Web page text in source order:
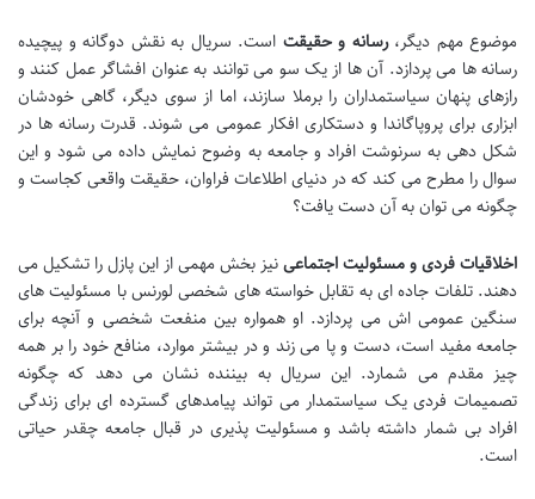
موضوع مهم دیگر،رسانه و حقیقت است. سریال به نقش دوگانه و پیچیده
رسانه ها می پردازد. آن ها از یک سو می توانند به عنوان افشاگر عمل کنند و
رازهای پنهان سیاستمداران را برملا سازند، اما از سوی دیگر، گاهی خودشان
ابزاری برای پروپاگاندا و دستکاری افکار عمومی می شوند. قدرت رسانه ها در
شکل دهی به سرنوشت افراد و جامعه به وضوح نمایش داده می شود و این
سوال را مطرح می کند که در دنیای اطلاعات فراوان، حقیقت واقعی کجاست و
چگونه می توان به آن دست یافت؟
اخلاقیات فردی و مسئولیت اجتماعینیز بخش مهمی از این پازل را تشکیل می
دهند. تلفات جاده ای به تقابل خواسته های شخصی لورنس با مسئولیت های
سنگین عمومی اش می پردازد. او همواره بین منفعت شخصی و آنچه برای
جامعه مفید است، دست و پا می زند و در بیشتر موارد، منافع خود را بر همه
چیز مقدم می شمارد. این سریال به بیننده نشان می دهد که چگونه
تصمیمات فردی یک سیاستمدار می تواند پیامدهای گسترده ای برای زندگی
افراد بی شمار داشته باشد و مسئولیت پذیری در قبال جامعه چقدر حیاتی
است.